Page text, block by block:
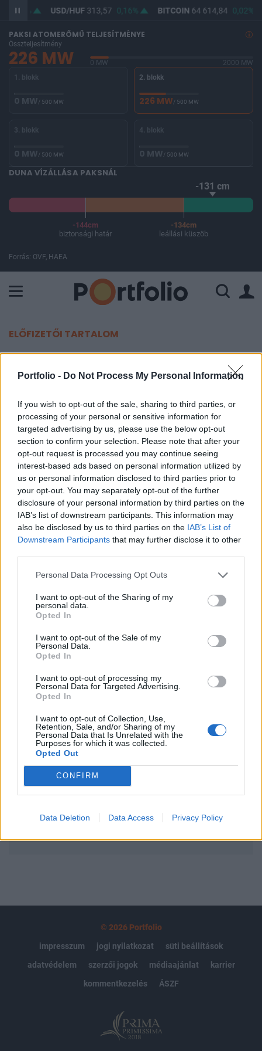
Portfolio - Do Not Process My Personal Information
If you wish to opt-out of the sale, sharing to third parties, or
processing of your personal or sensitive information for
targeted advertising by us, please use the below opt-out
section to confirm your selection. Please note that after your
opt-out request is processed you may continue seeing
interest-based ads based on personal information utilized by
us or personal information disclosed to third parties prior to
your opt-out. You may separately opt-out of the further
disclosure of your personal information by third parties on the
IAB’s list of downstream participants. This information may
also be disclosed by us to third parties on the IAB’s List of
Downstream Participants that may further disclose it to other
Personal Data Processing Opt Outs
I want to opt-out of the Sharing of my
personal data.
Opted In
I want to opt-out of the Sale of my
Personal Data.
Opted In
I want to opt-out of processing my
Personal Data for Targeted Advertising.
Opted In
I want to opt-out of Collection, Use,
Retention, Sale, and/or Sharing of my
Personal Data that Is Unrelated with the
Purposes for which it was collected.
Opted Out
CONFIRM
Data Deletion Data Access Privacy Policy
0,1% USD/HUF313,57 0,16% BITCOIN64 614,84 0,02%
PAKSI ATOMERŐMŰ TELJESÍTMÉNYE
Összteljesítmény
226 MW 0 MW
2000 MW
1. blokk
0 MW/ 500 MW
2. blokk
226 MW/ 500 MW
3. blokk
0 MW/ 500 MW
4. blokk
0 MW/ 500 MW
DUNA VÍZÁLLÁSA PAKSNÁL
-131 cm
-144cm
biztonsági határ
-134cm
leállási küszöb
Forrás: OVF, HAEA
ELŐFIZETŐI TARTALOM
Donald Trumptól
Portfolio
2024. december 10. 17:54
Az amerikai olaj- és gázipar lobbiszervezete, az
American Petroleum Institute (API) konkrét
javaslatokat fogalmazott meg Donald Trump
megválasztott elnök számára - számolt be a Cnbc.
A szervezet a cseppfolyósított földgáz (LNG) exportjának
gyorsabb engedélyezését, a fúrások kiterjesztését
adókulcsok fenntartását, valamint a járműkibocsátási és
üzemanyag-fogyasztási normák enyhítését kérte Trumptól.
Ez az ötpontos tervezet jól...
KEDVES OLVASÓNK!
tartozik, melynek olvasása előfizetéses
regisztrációhoz kötött.
Az előfizetés a következőket tartalmazza:
Portfolio.hu teljes cikkarchívum
Kötéslisták: BÉT elmúlt 2 év napon belüli
kötéslistái
Előfizetés
© 2026 Portfolio
impresszum
jogi nyilatkozat
süti beállítások
adatvédelem
szerzői jogok médiaajánlat
karrier
kommentkezelés
ÁSZF